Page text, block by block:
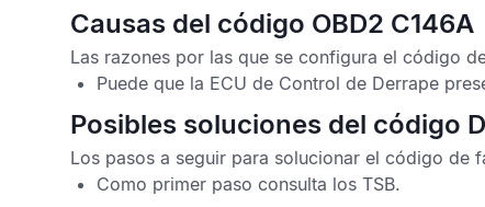
Causas del código OBD2 C146A
Las razones por las que se configura el código
Puede que la ECU de Control de Derrape
Posibles soluciones del código
Los pasos a seguir para solucionar el código de
Como primer paso consulta los TSB.